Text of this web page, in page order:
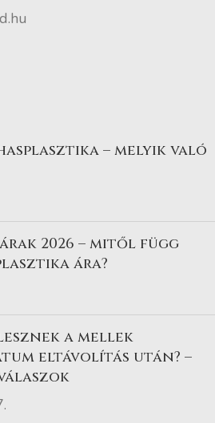
– melyik való
2026 – mitől függ
ára?
a mellek
eltávolítás után? –